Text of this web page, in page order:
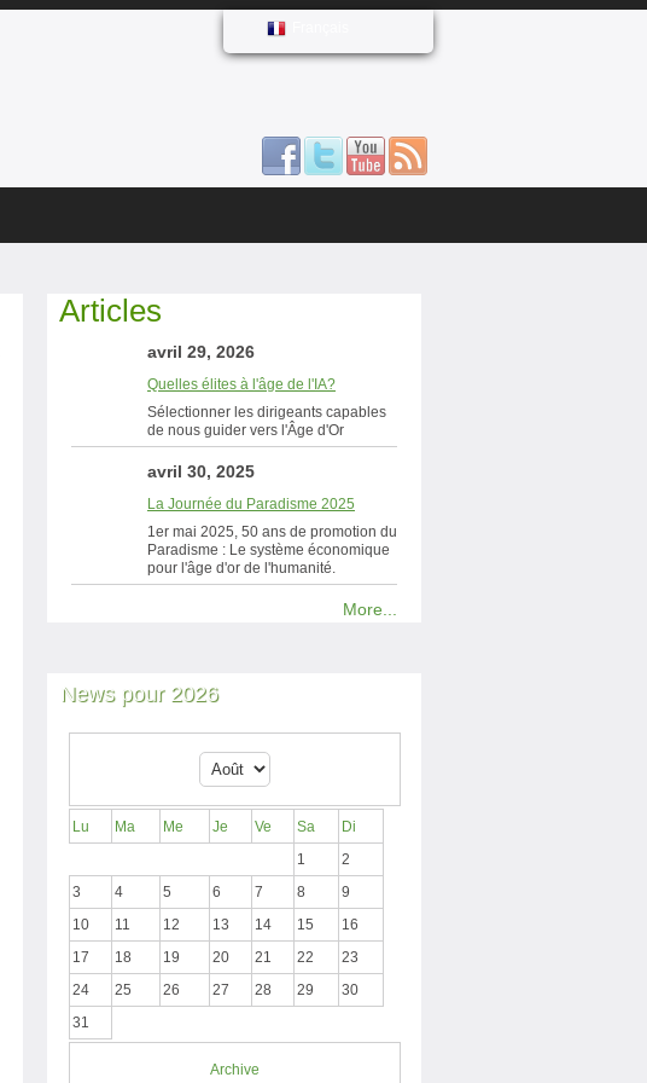
Articles
avril 29, 2026
Quelles élites à l'âge de l'IA?
Sélectionner les dirigeants capables
de nous guider vers l'Âge d'Or
avril 30, 2025
La Journée du Paradisme 2025
1er mai 2025, 50 ans de promotion du
Paradisme : Le système économique
pour l'âge d'or de l'humanité.
More...
News pour 2026
Lu Ma Me Je Ve Sa
Di
1
2
3
4 5 6 7 8
9
10
11 12 13 14 15
16
17
18 19 20 21 22
23
24
25 26 27 28 29
30
31
Archive